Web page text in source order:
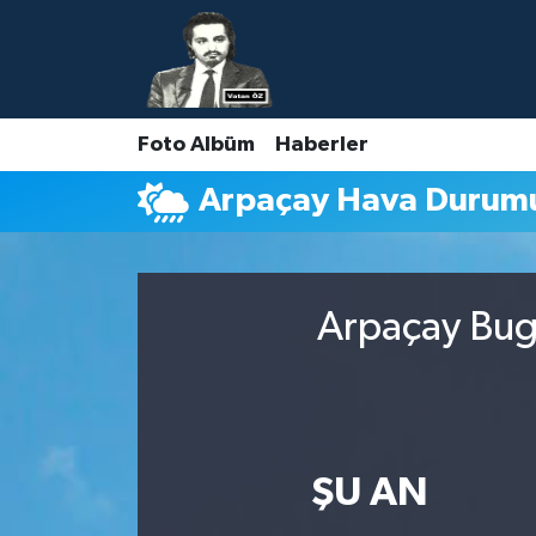
Foto Albüm Haberler
Arpaçay Hava
Arpaçay
ŞU AN
Nöbetçi Eczaneler
Hava Durumu
Namaz Vakitleri
Trafik Durumu
Süper Lig Puan Durumu ve Fikstür